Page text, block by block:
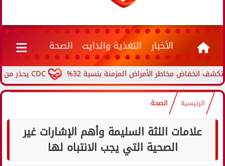
الأخبار التغذية والدايت الصحة
CDC يحذر من ارتفاع حالات حمى الأرانب.. مرض نادر ينتقل من الحيوانات... مخاطر الأمراض المزمنة بنسبة 32%
الرئيسية الصحة
علامات اللثة السليمة وأهم الإشارات غير
الصحية التي يجب الانتباه لها